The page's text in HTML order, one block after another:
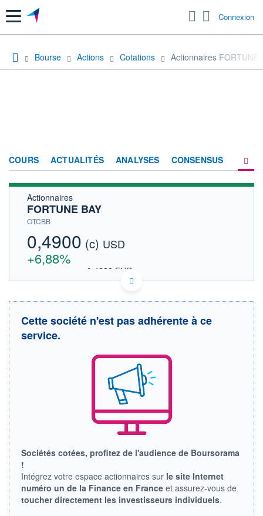
Menu Connexion
Bourse Actions Cotations Actionnaires FORTUNE
COURS ACTUALITÉS ANALYSES CONSENSUS
Actionnaires
FORTUNE BAY
OTCBB
0,4900 (c) USD
+6,88%
0,4239 EUR
DONNÉES TEMPS DIFFÉRÉ
Cotation sur les autres places
0,4585
+ BAS
0,4785
CAPITAL ÉCHANGÉ
0,00%
0,0000 0,0000
RENDEMENT
ESTIMÉ 2026
-
PER ESTIMÉ
2026
-
Cette société n'est pas adhérente à ce
service.
Sociétés cotées, profitez de l'audience de Boursorama
!
Intégrez votre espace actionnaires sur le site Internet
numéro un de la Finance en France et assurez-vous de
toucher directement les investisseurs individuels.